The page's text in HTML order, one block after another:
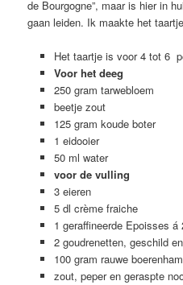
de Bourgogne”, maar is hier in
gaan leiden. Ik maakte het
Het taartje is voor 4 tot 6
Voor het deeg
250 gram tarwebloem
beetje zout
125 gram koude boter
1 eidooier
50 ml water
voor de vulling
3 eieren
5 dl crème fraiche
1 geraffineerde Epoisses á
2 goudrenetten, geschild
100 gram rauwe boerenham
zout, peper en geraspte